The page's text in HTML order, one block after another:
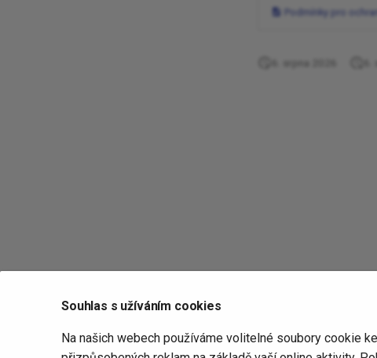
Podmínky pro
6. srpna 2026
Souhlas s užíváním cookies
Na našich webech používáme volitelné soubory cookie